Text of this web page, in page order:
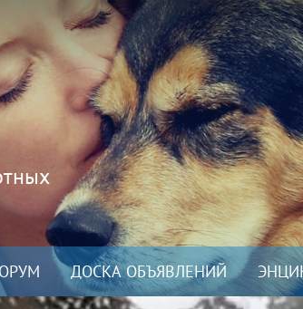
ДОСКА ОБЪЯВЛЕНИЙ